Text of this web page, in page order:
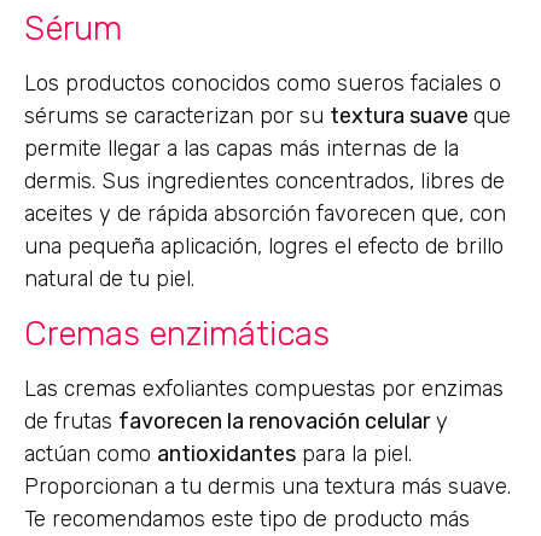
Sérum
Los productos conocidos como sueros faciales o
sérums se caracterizan por su textura suave que
permite llegar a las capas más internas de la
dermis. Sus ingredientes concentrados, libres de
aceites y de rápida absorción favorecen que, con
una pequeña aplicación, logres el efecto de brillo
natural de tu piel.
Cremas enzimáticas
Las cremas exfoliantes compuestas por enzimas
de frutas favorecen la renovación celulary
actúan como antioxidantes para la piel.
Proporcionan a tu dermis una textura más suave.
Te recomendamos este tipo de producto más